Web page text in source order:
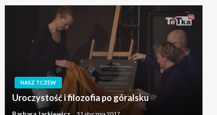
NASZ TCZEW
Uroczystość i filozofia po góralsku